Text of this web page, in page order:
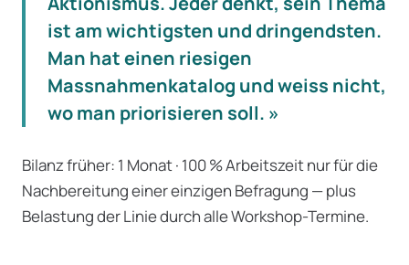
ist am wichtigsten und dringendsten.
Man hat einen riesigen
Massnahmenkatalog und weiss nicht,
wo man priorisieren soll. »
Bilanz früher: 1 Monat · 100 % Arbeitszeit nur für die
Nachbereitung einer einzigen Befragung — plus
Belastung der Linie durch alle Workshop-Termine.